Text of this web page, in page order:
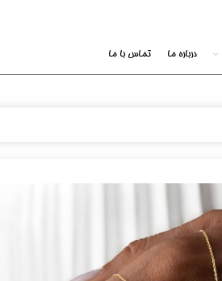
درباره ما تماس با ما